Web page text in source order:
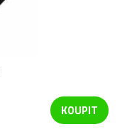
KOUPIT